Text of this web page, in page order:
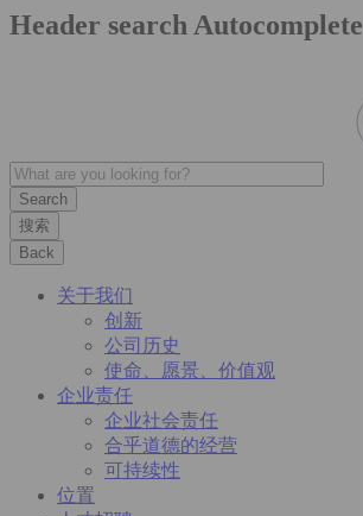
Header search Autocomplete
搜索
Back
关于我们
创新
公司历史
使命、愿景、价值观
企业责任
企业社会责任
合乎道德的经营
可持续性
位置